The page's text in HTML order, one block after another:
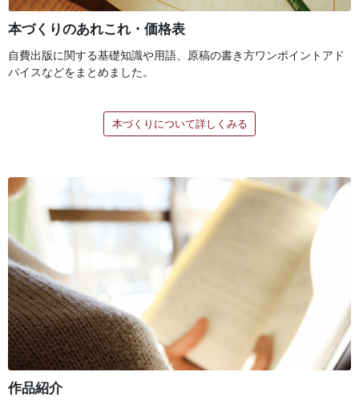
本づくりのあれこれ・価格表
自費出版に関する基礎知識や用語、原稿の書き方ワンポイントアド
バイスなどをまとめました。
本づくりについて詳しくみる
作品紹介